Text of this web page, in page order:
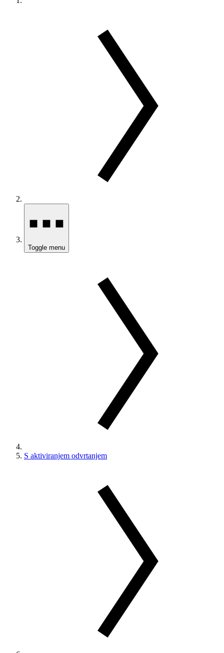
Toggle menu
S aktiviranjem odvrtanjem